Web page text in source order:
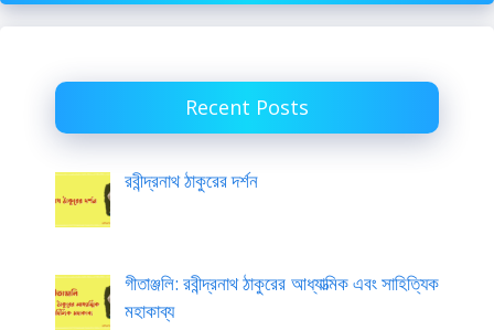
Recent Posts
রবীন্দ্রনাথ ঠাকুরের দর্শন
গীতাঞ্জলি: রবীন্দ্রনাথ ঠাকুরের আধ্যাত্মিক এবং সাহিত্যিক
মহাকাব্য